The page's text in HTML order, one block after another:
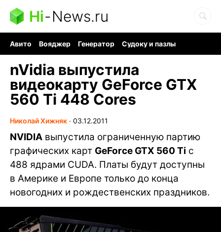
Hi-News.ru
Авито Вояджер Генератор
Судоку и пазлы
nVidia выпустила
видеокарту GeForce GTX
560 Ti 448 Cores
Николай Хижняк ∙ 03.12.2011
NVIDIA выпустила ограниченную партию
графических карт GeForce GTX 560 Ti с
488 ядрами CUDA. Платы будут доступны
в Америке и Европе только до конца
новогодних и рождественских праздников.